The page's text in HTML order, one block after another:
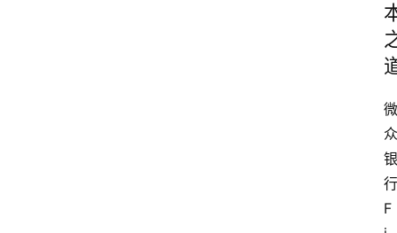
微
众
银
行
F